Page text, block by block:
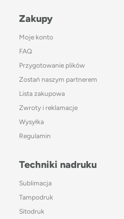
Zakupy
Moje konto
FAQ
Przygotowanie plików
Zostań naszym partnerem
Lista zakupowa
Zwroty i reklamacje
Wysyłka
Regulamin
Techniki nadruku
Sublimacja
Tampodruk
Sitodruk